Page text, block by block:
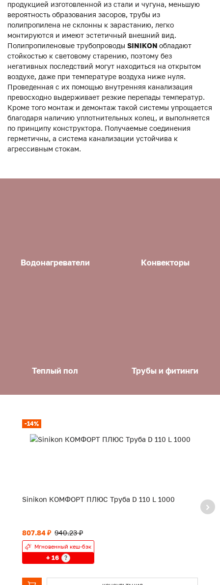
продукцией изготовленной из стали и чугуна, меньшую
вероятность образования засоров, трубы из
полипропилена не склонны к зарастанию, легко
монтируются и имеют эстетичный внешний вид.
Полипропиленовые трубопроводы SINIKON обладают
стойкостью к световому старению, поэтому без
негативных последствий могут находиться на открытом
воздухе, даже при температуре воздуха ниже нуля.
Проведенная с их помощью внутренняя канализация
превосходно выдерживает резкие перепады температур.
Кроме того монтаж и демонтаж такой системы упрощается
благодаря наличию уплотнительных колец, и выполняется
по принципу конструктора. Получаемые соединения
герметичны, а система канализации устойчива к
агрессивным стокам.
Водонагреватели Конвекторы
Теплый пол Трубы и фитинги
-14%
Sinikon КОМФОРТ ПЛЮС Труба D 110 L 1000
807.84 ₽ 940.23 ₽
Мгновенный кеш-бэк
+ 16 ?